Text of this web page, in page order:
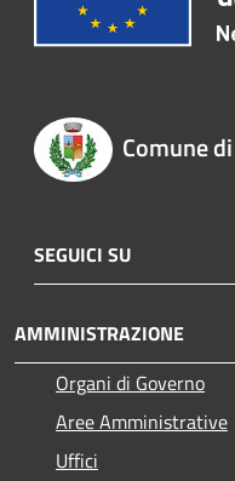
Comune
SEGUICI SU
AMMINISTRAZIONE
Organi di Governo
Aree Amministrative
Uffici